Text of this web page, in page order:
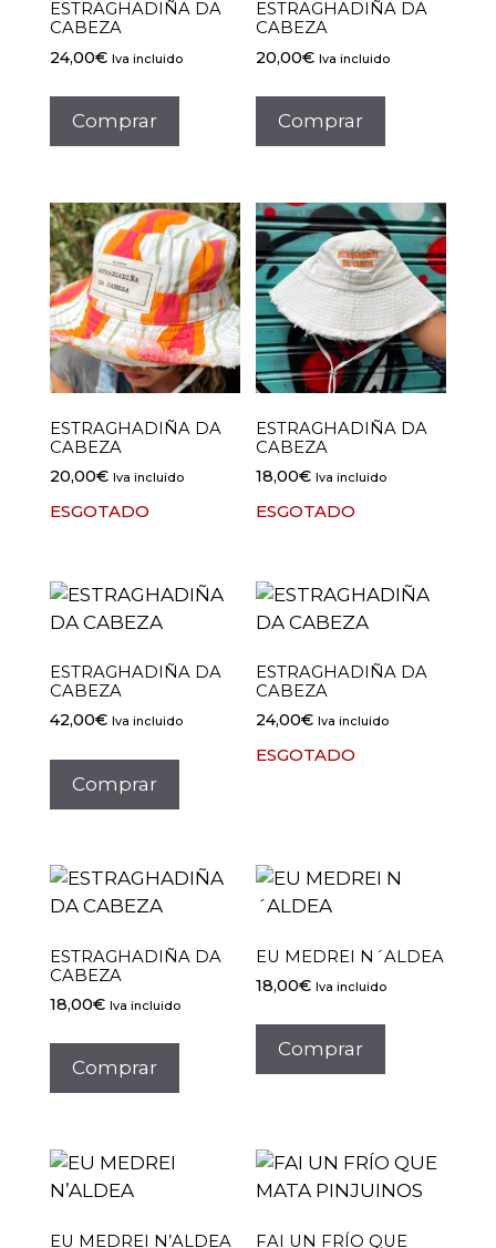
ESTRAGHADIÑA DA
CABEZA
24,00€ Iva incluido
Comprar
ESTRAGHADIÑA DA
CABEZA
20,00€ Iva incluido
Comprar
ESTRAGHADIÑA DA
CABEZA
20,00€ Iva incluido
ESGOTADO
ESTRAGHADIÑA DA
CABEZA
18,00€ Iva incluido
ESGOTADO
ESTRAGHADIÑA DA
CABEZA
42,00€ Iva incluido
Comprar
ten
variantes.
As
pódense
na
ESTRAGHADIÑA DA
CABEZA
24,00€ Iva incluido
ESGOTADO
ESTRAGHADIÑA DA
CABEZA
18,00€ Iva incluido
Comprar
EU MEDREI N´ALDEA
18,00€ Iva incluido
Comprar
EU MEDREI N’ALDEA
FAI UN FRÍO QUE